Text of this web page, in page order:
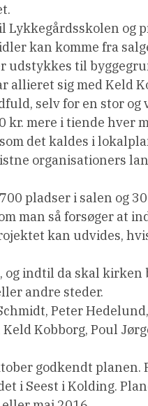
og
kan komme fra
udstykkes til
allieret sig med Keld
selv for en stor og
kr. mere i tiende hver
det kaldes i
organisationers
pladser i salen og
man så forsøger at
kan udvides,
og indtil da skal
andre steder.
Peter
Kobborg, Poul
godkendt
i Seest i Kolding.